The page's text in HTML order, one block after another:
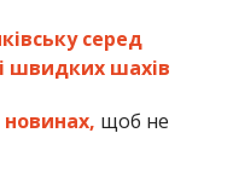
серед
швидких шахів
щоб не